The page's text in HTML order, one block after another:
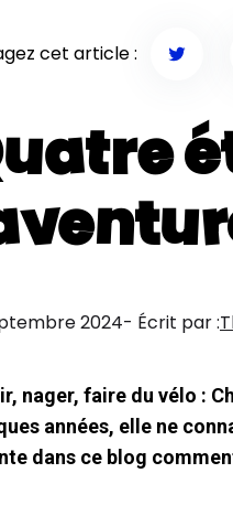
cet article :
2024- Écrit par :
nager, faire du vélo :
années, elle ne
dans ce blog